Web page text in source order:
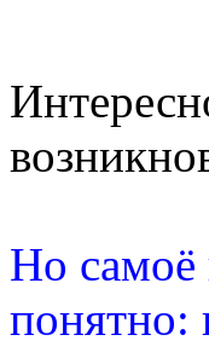
Но самоё
понятно: